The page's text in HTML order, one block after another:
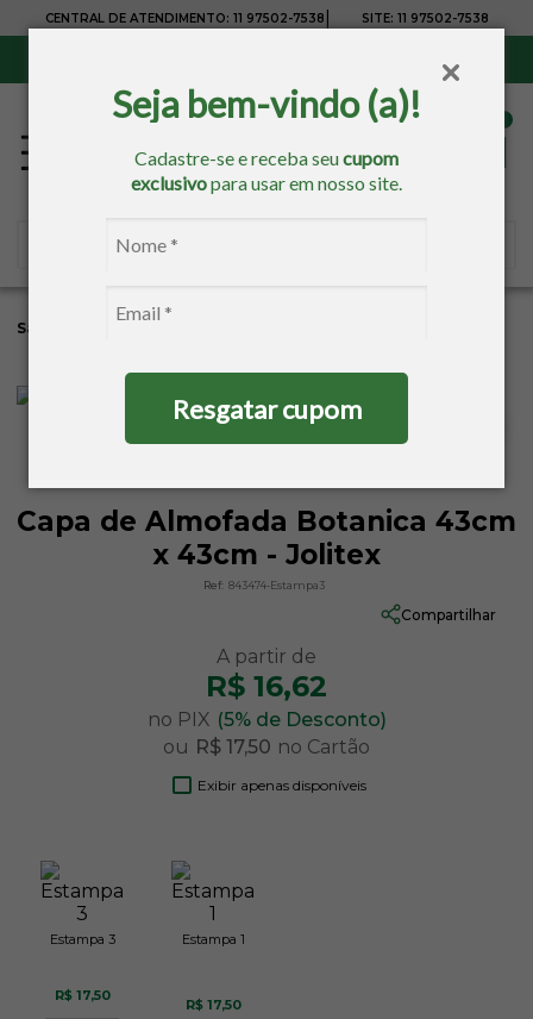
Seja bem-vindo (a)!
Cadastre-se e receba seucupom
exclusivopara usar em nosso site.
Resgatar cupom
CENTRAL DE ATENDIMENTO: 11 97502-7538 SITE: 11 97502-7538
Sacaria
Capa de Almofada Botanica 43cm
x 43cm - Jolitex
Ref: 843474-Estampa3
Compartilhar
R$ 16,62
no PIX (5% de Desconto)
ou R$ 17,50 no Cartão
Exibir apenas disponíveis
Estampa 3
R$ 17,50
Estampa 1
R$ 17,50